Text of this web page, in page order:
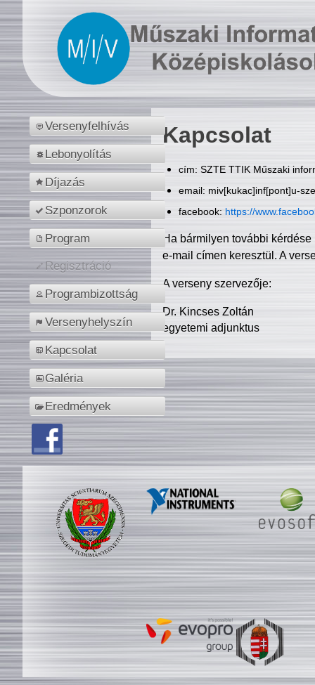
Versenyfelhívás
Lebonyolítás
Díjazás
Szponzorok
Program
Regisztráció
Programbizottság
Versenyhelyszín
Kapcsolat
Galéria
Eredmények
Kapcsolat
cím: SZTE TTIK Műszaki
email: miv[kukac]inf[pont]u-
facebook: https://
Ha bármilyen további
e-mail címen keresztül. A
A verseny szervezője:
Dr. Kincses Zoltán
egyetemi adjunktus